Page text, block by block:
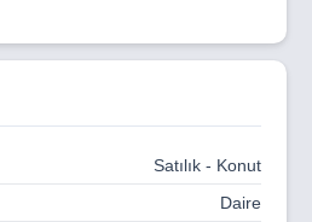
MAHALLESİ (ÇAKIRLAR)
KONUTLARI
Satılık - Konut
Daire